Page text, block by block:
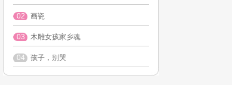
02 画瓷
03 木雕女孩家乡魂
04 孩子，别哭